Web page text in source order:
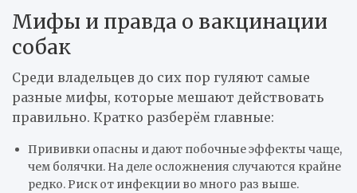
Мифы и правда о вакцинации
собак
Среди владельцев до сих пор гуляют самые
разные мифы, которые мешают действовать
правильно. Кратко разберём главные:
Прививки опасны и дают побочные эффекты чаще,
чем болячки. На деле осложнения случаются крайне
редко. Риск от инфекции во много раз выше.